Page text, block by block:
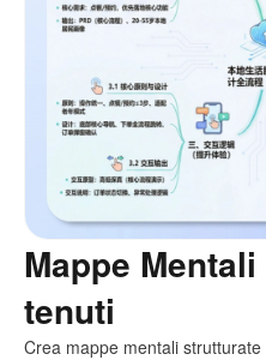
Mappe
tenuti
Crea mappe mentali